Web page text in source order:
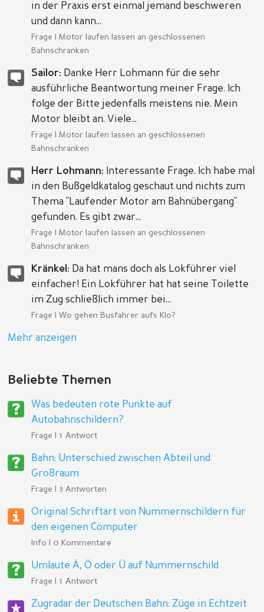
in der Praxis erst einmal jemand beschweren
und dann kann...
Frage |Motor laufen lassen an geschlossenen
Bahnschranken
Sailor: Danke Herr Lohmann für die sehr
ausführliche Beantwortung meiner Frage. Ich
folge der Bitte jedenfalls meistens nie. Mein
Motor bleibt an. Viele...
Frage |Motor laufen lassen an geschlossenen
Bahnschranken
Herr Lohmann: Interessante Frage. Ich habe mal
in den Bußgeldkatalog geschaut und nichts zum
Thema "Laufender Motor am Bahnübergang"
gefunden. Es gibt zwar...
Frage |Motor laufen lassen an geschlossenen
Bahnschranken
Kränkel: Da hat mans doch als Lokführer viel
einfacher! Ein Lokführer hat hat seine Toilette
im Zug schließlich immer bei...
Frage |Wo gehen Busfahrer aufs Klo?
Mehr anzeigen
Beliebte Themen
Was bedeuten rote Punkte auf
Autobahnschildern?
Frage | 1 Antwort
Bahn: Unterschied zwischen Abteil und
Großraum
Frage | 3 Antworten
Original Schriftart von Nummernschildern für
den eigenen Computer
Info | 0 Kommentare
Umlaute Ä, Ö oder Ü auf Nummernschild
Frage | 1 Antwort
Zugradar der Deutschen Bahn: Züge in Echtzeit